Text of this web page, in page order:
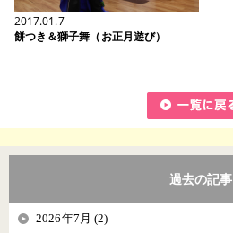
2017.01.7
餅つき＆獅子舞（お正月遊び）
過去の記事
2026年7月 (2)